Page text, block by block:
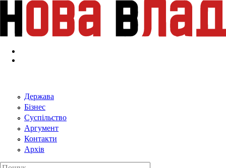
Перейти к основному содержанию
Держава
Бізнес
Суспільство
Аргумент
Контакти
Архів